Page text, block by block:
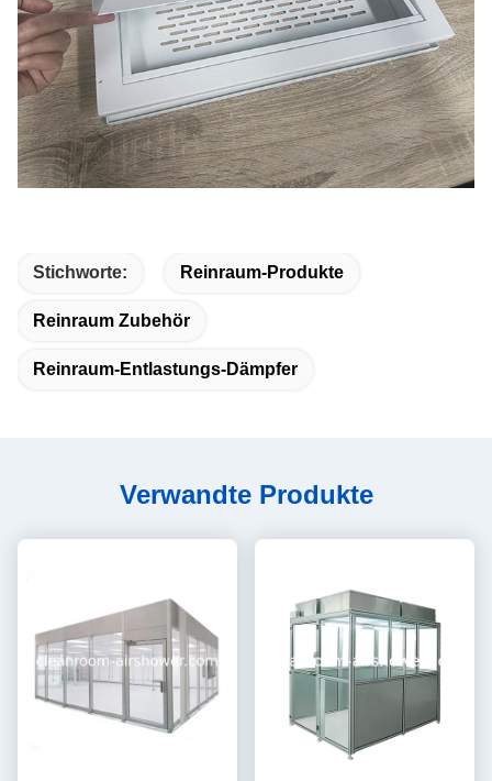
Stichworte: Reinraum-Produkte
Reinraum Zubehör
Reinraum-Entlastungs-Dämpfer
Verwandte Produkte